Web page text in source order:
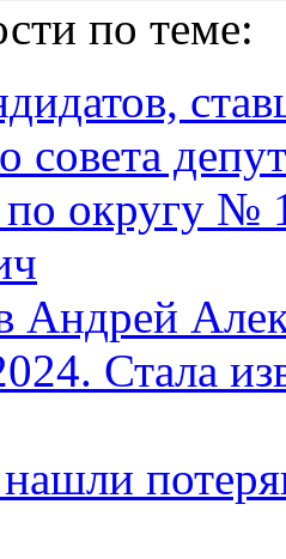
по теме:
совета
округу №
Андрей
Стала